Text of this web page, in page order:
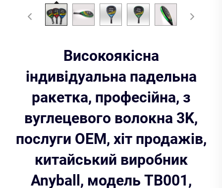
Високоякісна
індивідуальна падельна
ракетка, професійна, з
вуглецевого волокна 3K,
послуги OEM, хіт продажів,
китайський виробник
Anyball, модель TB001,